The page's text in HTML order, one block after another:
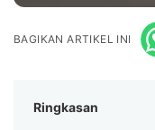
BAGIKAN ARTIKEL INI
Ringkasan